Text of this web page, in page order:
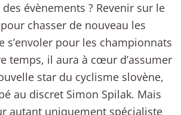
évènements ? Revenir sur le
chasser de nouveau les
s’envoler pour les championnats
temps, il aura à cœur d’assumer
star du cyclisme slovène,
au discret Simon Spilak. Mais
autant uniquement spécialiste